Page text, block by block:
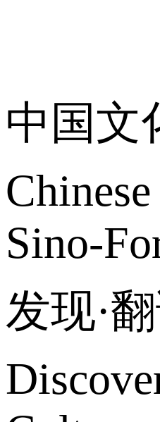
中国
Sino-
发现·